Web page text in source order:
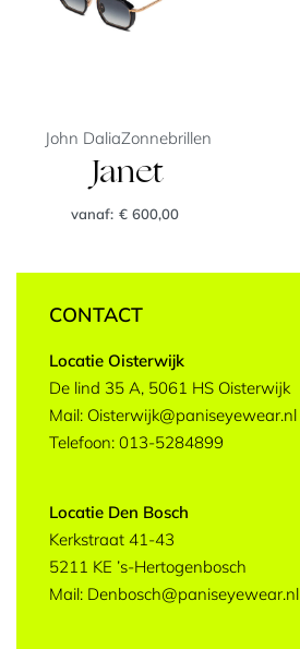
John DaliaZonnebrillen
Janet
vanaf: € 600,00
CONTACT
Locatie Oisterwijk
De lind 35 A, 5061 HS Oisterwijk
Mail: Oisterwijk@paniseyewear.nl
Telefoon: 013-5284899
Locatie Den Bosch
Kerkstraat 41-43
5211 KE ’s-Hertogenbosch
Mail: Denbosch@paniseyewear.nl